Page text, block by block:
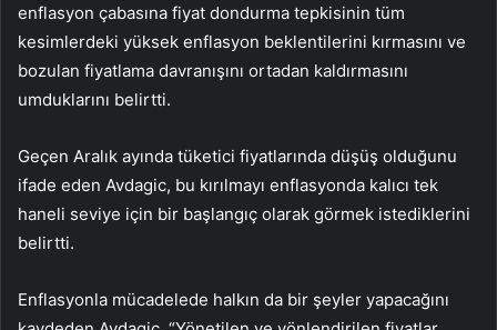
enflasyon çabasına fiyat dondurma tepkisinin tüm
kesimlerdeki yüksek enflasyon beklentilerini kırmasını ve
bozulan fiyatlama davranışını ortadan kaldırmasını
umduklarını belirtti.
Geçen Aralık ayında tüketici fiyatlarında düşüş olduğunu
ifade eden Avdagic, bu kırılmayı enflasyonda kalıcı tek
haneli seviye için bir başlangıç ​​olarak görmek istediklerini
belirtti.
Enflasyonla mücadelede halkın da bir şeyler yapacağını